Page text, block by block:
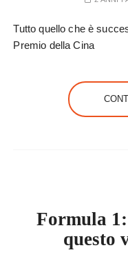
Tutto quello che è
Premio della Cina
Formula 1:
questo